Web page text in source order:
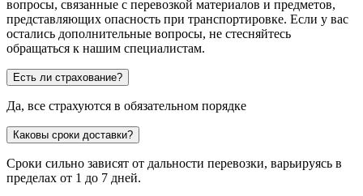
вопросы, связанные с перевозкой материалов и предметов,
представляющих опасность при транспортировке. Если у вас
остались дополнительные вопросы, не стесняйтесь
обращаться к нашим специалистам.
Есть ли страхование?
Да, все страхуются в обязательном порядке
Каковы сроки доставки?
Сроки сильно зависят от дальности перевозки, варьируясь в
пределах от 1 до 7 дней.